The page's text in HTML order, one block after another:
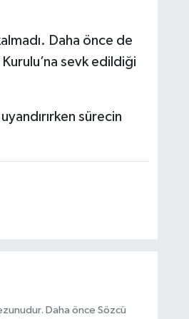
Daha önce de
sevk edildiği
sürecin
Daha önce Sözcü